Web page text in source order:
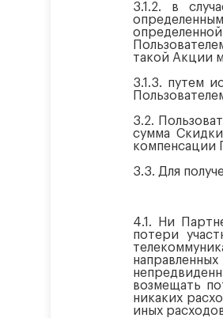
3.1.2. в
такой Акции
3.1.3. путем
3.2.
сумма
компенсации
3.3. Для
4.1. Ни
потери
возмещать
никаких
иных